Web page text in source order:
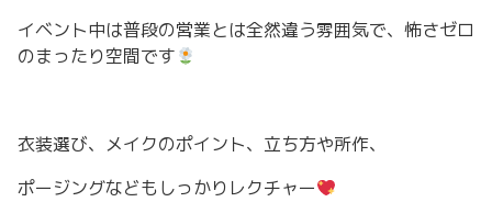
イベント中は普段の営業とは全然違う雰囲気で、 怖さゼロ
のまったり空間です
衣装選び、メイクのポイント、立ち方や所作、
ポージングなどもしっかりレクチャー